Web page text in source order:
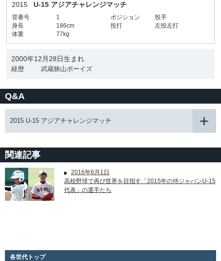
2015 U-15 アジアチャレンジマッチ
背番号 1 ポジション
投手
身長
186cm 投打
左投左打
体重
77kg
2000年12月28日生まれ
経歴 武蔵狭山ボーイズ
Q&A
2015 U-15 アジアチャレンジマッチ
関連記事
2016年6月1日
高校野球で再び世界を目指す「2015年の侍ジャパンU-15
代表」の選手たち
各世代トップ